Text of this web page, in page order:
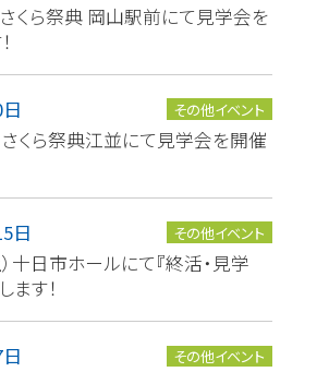
くら祭典 岡山駅前にて見学会を
その他イベント
さくら祭典江並にて見学会を開催
日 その他イベント
十日市ホールにて『終活・見学
ます！
その他イベント